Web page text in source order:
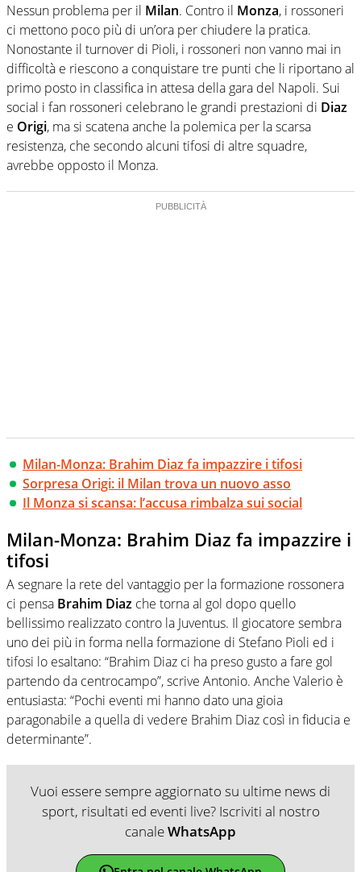
Nessun problema per il Milan. Contro il Monza, i rossoneri
ci mettono poco più di un’ora per chiudere la pratica.
Nonostante il turnover di Pioli, i rossoneri non vanno mai in
difficoltà e riescono a conquistare tre punti che li riportano al
primo posto in classifica in attesa della gara del Napoli. Sui
social i fan rossoneri celebrano le grandi prestazioni di Diaz
e Origi, ma si scatena anche la polemica per la scarsa
resistenza, che secondo alcuni tifosi di altre squadre,
avrebbe opposto il Monza.
Milan-Monza: Brahim Diaz fa impazzire i tifosi
Sorpresa Origi: il Milan trova un nuovo asso
Il Monza si scansa: l’accusa rimbalza sui social
Milan-Monza: Brahim Diaz fa impazzire i
tifosi
A segnare la rete del vantaggio per la formazione rossonera
ci pensa Brahim Diaz che torna al gol dopo quello
bellissimo realizzato contro la Juventus. Il giocatore sembra
uno dei più in forma nella formazione di Stefano Pioli ed i
tifosi lo esaltano: “Brahim Diaz ci ha preso gusto a fare gol
partendo da centrocampo”, scrive Antonio. Anche Valerio è
entusiasta: “Pochi eventi mi hanno dato una gioia
paragonabile a quella di vedere Brahim Diaz così in fiducia e
determinante”.
Vuoi essere sempre aggiornato su ultime news di
sport, risultati ed eventi live? Iscriviti al nostro
canaleWhatsApp